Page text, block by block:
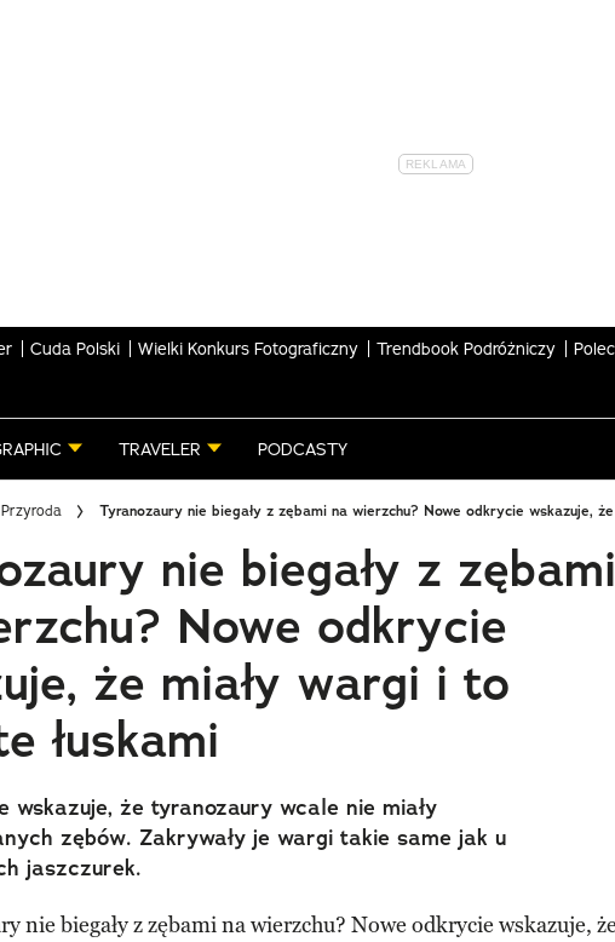
Cuda Polski Wielki Konkurs Fotograficzny Trendbook Podróżniczy
TRAVELER PODCASTY
Przyroda Tyranozaury nie biegały z zębami na wierzchu? Nowe odkrycie wskazuje,
nie biegały z zębami
Nowe odkrycie
że miały wargi i to
łuskami
wskazuje, że tyranozaury wcale nie miały
zębów. Zakrywały je wargi takie same jak u
jaszczurek.